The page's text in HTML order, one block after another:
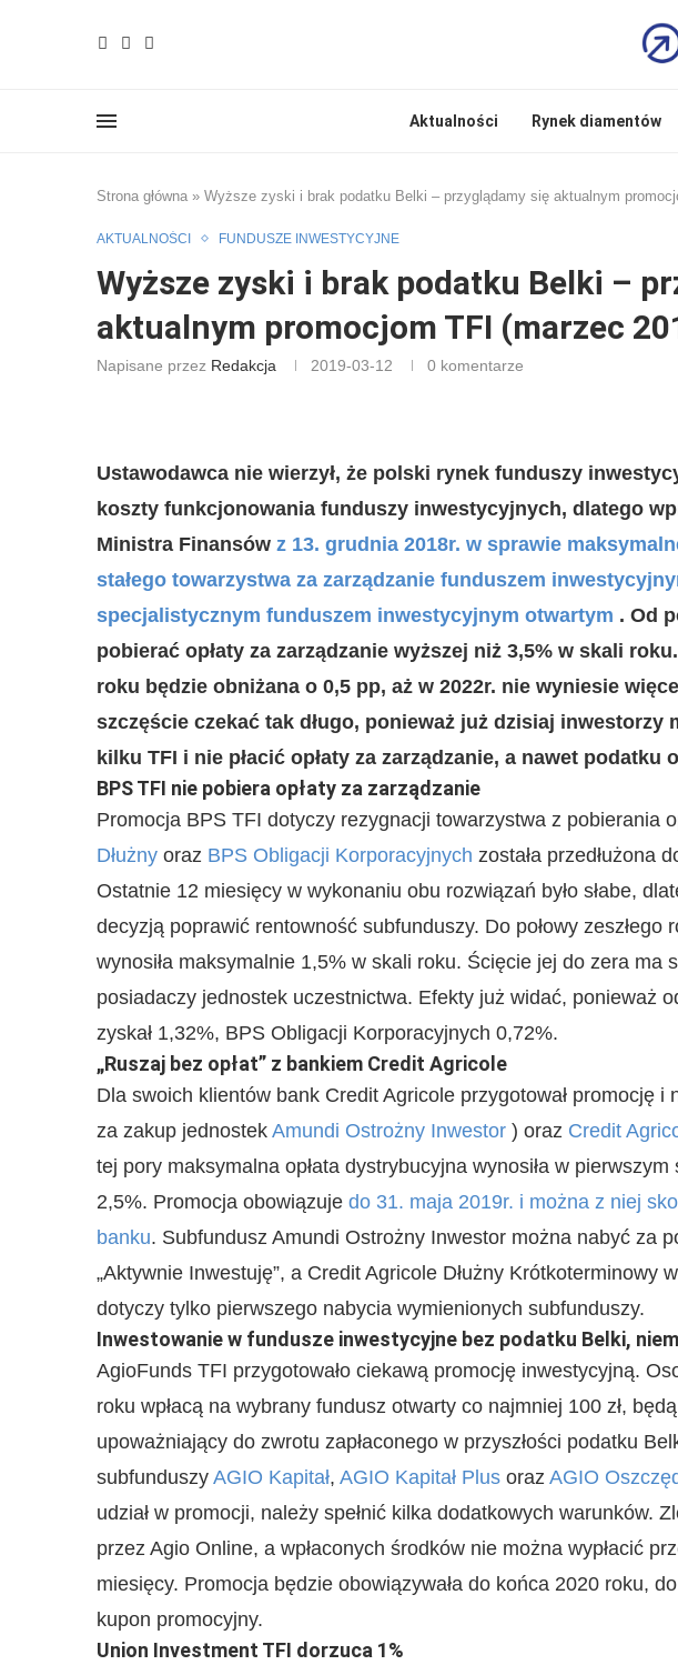
Aktualności Rynek diamentów
Strona główna » Wyższe zyski i brak podatku Belki – przyglądamy się aktualnym
AKTUALNOŚCI FUNDUSZE INWESTYCYJNE
Wyższe zyski i brak podatku Belki –
aktualnym promocjom TFI (marzec
Napisane przez Redakcja 2019-03-12 0 komentarze
Ustawodawca nie wierzył, że polski rynek funduszy
koszty funkcjonowania funduszy inwestycyjnych, dlatego
Ministra Finansów z 13. grudnia 2018r. w sprawie
stałego towarzystwa za zarządzanie funduszem
specjalistycznym funduszem inwestycyjnym otwartym . Od
pobierać opłaty za zarządzanie wyższej niż 3,5% w skali
roku będzie obniżana o 0,5 pp, aż w 2022r. nie wyniesie
szczęście czekać tak długo, ponieważ już dzisiaj inwestorzy
kilku TFI i nie płacić opłaty za zarządzanie, a nawet podatku
BPS TFI nie pobiera opłaty za zarządzanie
Promocja BPS TFI dotyczy rezygnacji towarzystwa z pobierania
Dłużny oraz BPS Obligacji Korporacyjnych została przedłużona
Ostatnie 12 miesięcy w wykonaniu obu rozwiązań było słabe,
decyzją poprawić rentowność subfunduszy. Do połowy zeszłego
wynosiła maksymalnie 1,5% w skali roku. Ścięcie jej do zera ma
posiadaczy jednostek uczestnictwa. Efekty już widać, ponieważ
zyskał 1,32%, BPS Obligacji Korporacyjnych 0,72%.
„Ruszaj bez opłat” z bankiem Credit Agricole
Dla swoich klientów bank Credit Agricole przygotował promocję i
za zakup jednostek Amundi Ostrożny Inwestor ) oraz Credit
tej pory maksymalna opłata dystrybucyjna wynosiła w
2,5%. Promocja obowiązuje do 31. maja 2019r. i można z niej
banku. Subfundusz Amundi Ostrożny Inwestor można nabyć za
„Aktywnie Inwestuję”, a Credit Agricole Dłużny Krótkoterminowy
dotyczy tylko pierwszego nabycia wymienionych subfunduszy.
Inwestowanie w fundusze inwestycyjne bez podatku Belki,
AgioFunds TFI przygotowało ciekawą promocję inwestycyjną.
roku wpłacą na wybrany fundusz otwarty co najmniej 100 zł,
upoważniający do zwrotu zapłaconego w przyszłości podatku
subfunduszy AGIO Kapitał, AGIO Kapitał Plus oraz AGIO
udział w promocji, należy spełnić kilka dodatkowych warunków.
przez Agio Online, a wpłaconych środków nie można wypłacić
miesięcy. Promocja będzie obowiązywała do końca 2020 roku,
kupon promocyjny.
Union Investment TFI dorzuca 1%